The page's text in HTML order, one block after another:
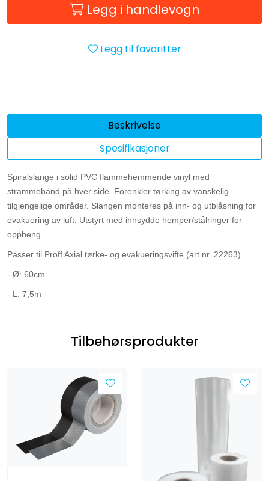
Legg i handlevogn
Legg til favoritter
Beskrivelse
Spesifikasjoner
Spiralslange i solid PVC flammehemmende vinyl med
strammebånd på hver side. Forenkler tørking av vanskelig
tilgjengelige områder. Slangen monteres på inn- og utblåsning for
evakuering av luft. Utstyrt med innsydde hemper/stålringer for
oppheng.
Passer til Proff Axial tørke- og evakueringsvifte (art.nr. 22263).
- Ø: 60cm
- L: 7,5m
Tilbehørsprodukter